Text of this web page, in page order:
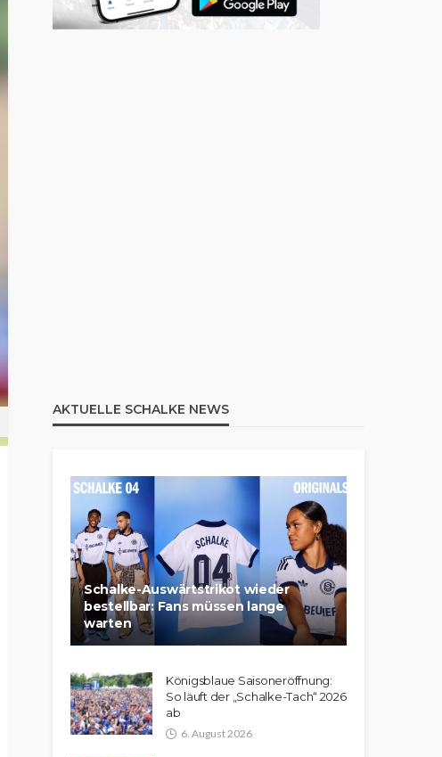
AKTUELLE SCHALKE NEWS
Schalke-Auswärtstrikot wieder
bestellbar: Fans müssen lange
warten
Königsblaue Saisoneröffnung:
So läuft der „Schalke-Tach“ 2026
ab
6. August 2026